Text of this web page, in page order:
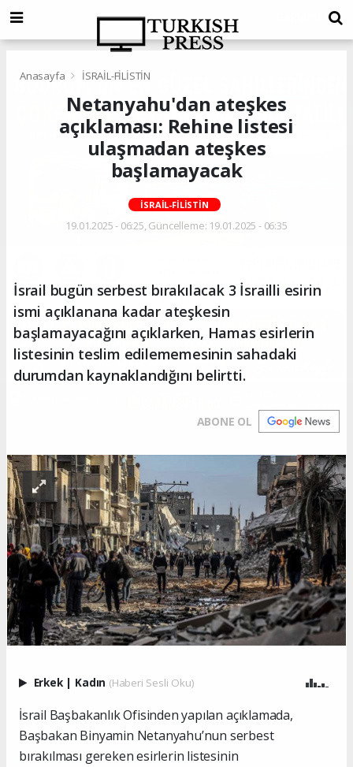
Anasayfa İSRAİL-FİLİSTİN
Netanyahu'dan ateşkes
açıklaması: Rehine listesi
ulaşmadan ateşkes
başlamayacak
İSRAİL-FİLİSTİN
19.01.2025 - 06:25, Güncelleme: 19.01.2025 - 06:35
İsrail bugün serbest bırakılacak 3 İsrailli esirin
ismi açıklanana kadar ateşkesin
başlamayacağını açıklarken, Hamas esirlerin
listesinin teslim edilememesinin sahadaki
durumdan kaynaklandığını belirtti.
ABONE OL
Erkek | Kadın (Haberi Sesli Oku)
İsrail Başbakanlık Ofisinden yapılan açıklamada,
Başbakan Binyamin Netanyahu’nun serbest
bırakılması gereken esirlerin listesinin